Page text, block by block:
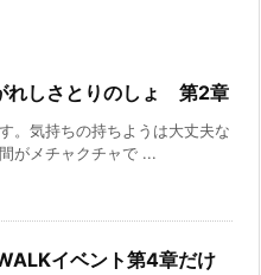
れしさとりのしょ 第2章
。気持ちの持ちようは大丈夫な
がメチャクチャで ...
イベント第4章だけ